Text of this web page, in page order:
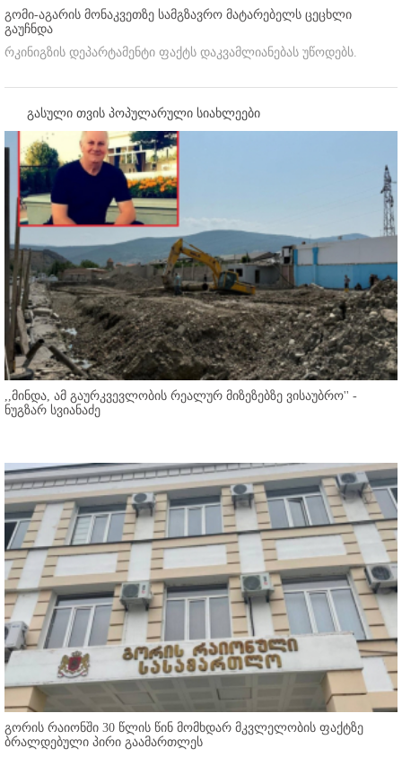
გომი-აგარის მონაკვეთზე სამგზავრო მატარებელს ცეცხლი
გაუჩნდა
რკინიგზის დეპარტამენტი ფაქტს დაკვამლიანებას უწოდებს.
გასული თვის პოპულარული სიახლეები
,,მინდა, ამ გაურკვევლობის რეალურ მიზეზებზე ვისაუბრო'' -
ნუგზარ სვიანაძე
გორის რაიონში 30 წლის წინ მომხდარ მკვლელობის ფაქტზე
ბრალდებული პირი გაამართლეს